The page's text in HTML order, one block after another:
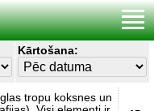
Kārtošana:
tropu koksnes un